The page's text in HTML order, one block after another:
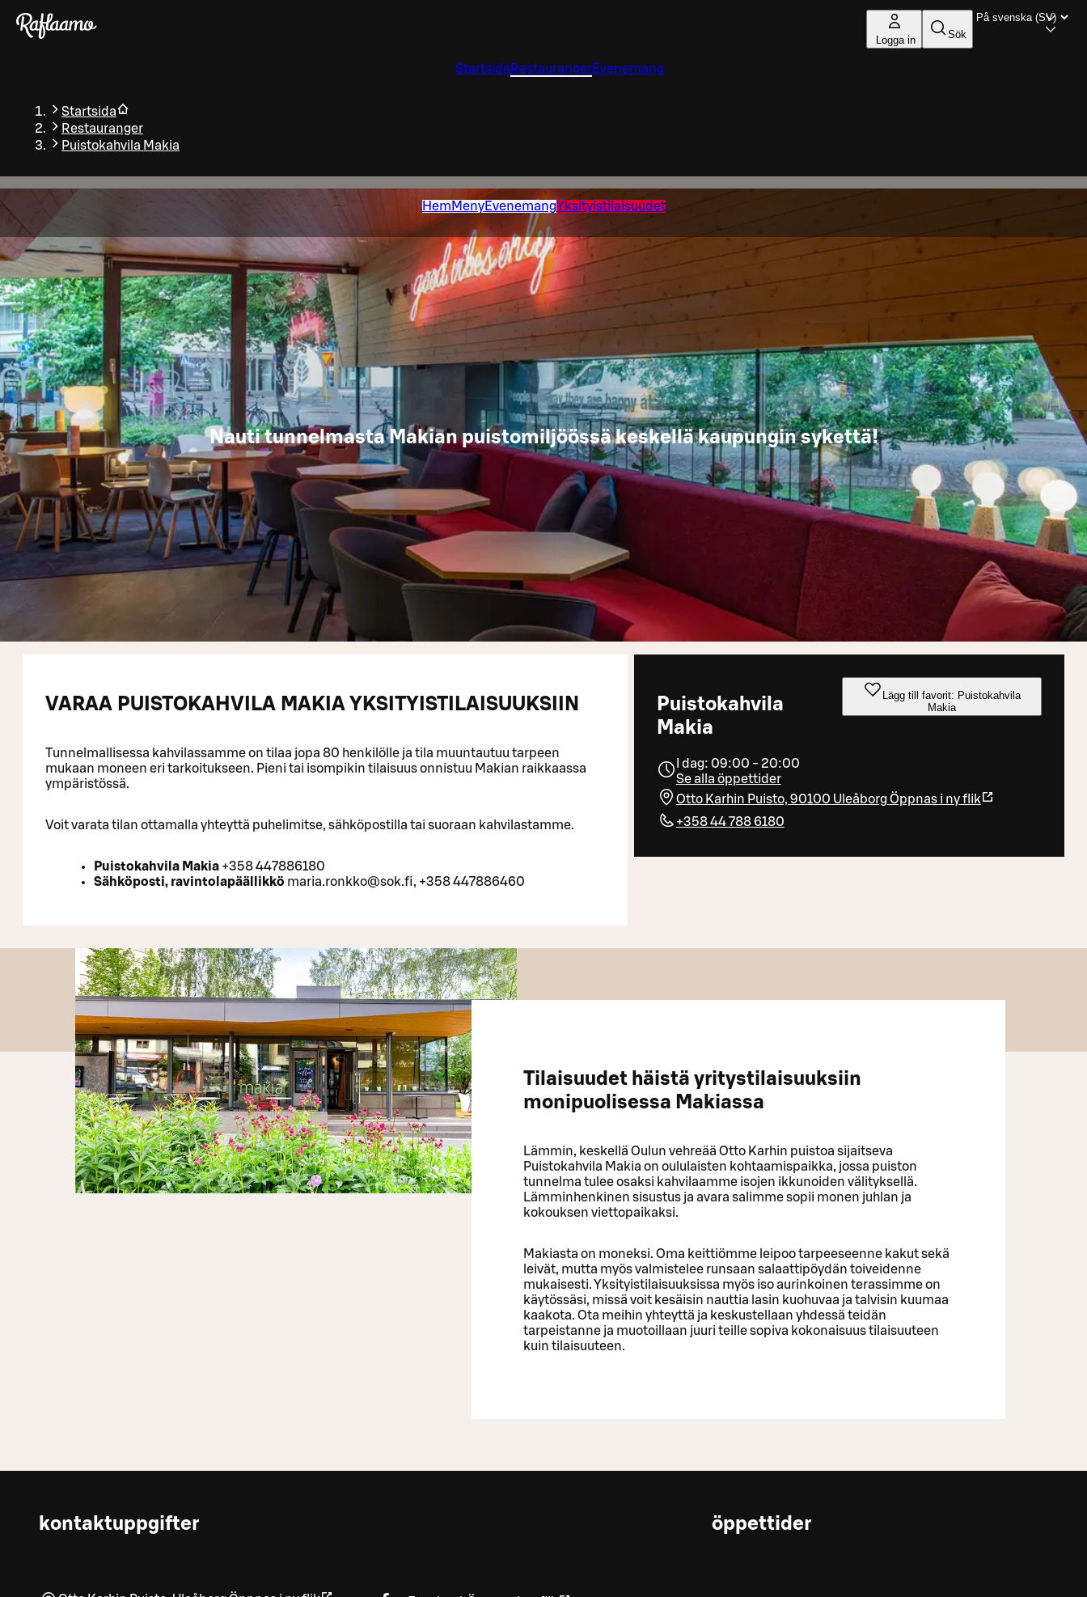
Gå till huvudinnehållet
Logga in Sök
Startsida RestaurangerEvenemang
Startsida
Restauranger
Puistokahvila Makia
Hem MenyEvenemangYksityistilaisuudet
Nauti tunnelmasta Makian puistomiljöössä keskellä kaupungin sykettä!
Puistokahvila
Makia
Lägg till favorit: Puistokahvila
Makia
I dag: 09:00 - 20:00
Se alla öppettider
Otto Karhin Puisto, 90100 Uleåborg Öppnas i ny flik
+358 44 788 6180
VARAA PUISTOKAHVILA MAKIA YKSITYISTILAISUUKSIIN
Tunnelmallisessa kahvilassamme on tilaa jopa 80 henkilölle ja tila muuntautuu tarpeen
mukaan moneen eri tarkoitukseen. Pieni tai isompikin tilaisuus onnistuu Makian raikkaassa
ympäristössä.
Voit varata tilan ottamalla yhteyttä puhelimitse, sähköpostilla tai suoraan kahvilastamme.
Puistokahvila Makia +358 447886180
Sähköposti, ravintolapäällikkö maria.ronkko@sok.fi, +358 447886460
Tilaisuudet häistä yritystilaisuuksiin
monipuolisessa Makiassa
Lämmin, keskellä Oulun vehreää Otto Karhin puistoa sijaitseva
Puistokahvila Makia on oululaisten kohtaamispaikka, jossa puiston
tunnelma tulee osaksi kahvilaamme isojen ikkunoiden välityksellä.
Lämminhenkinen sisustus ja avara salimme sopii monen juhlan ja
kokouksen viettopaikaksi.
Makiasta on moneksi. Oma keittiömme leipoo tarpeeseenne kakut sekä
leivät, mutta myös valmistelee runsaan salaattipöydän toiveidenne
mukaisesti. Yksityistilaisuuksissa myös iso aurinkoinen terassimme on
käytössäsi, missä voit kesäisin nauttia lasin kuohuvaa ja talvisin kuumaa
kaakota. Ota meihin yhteyttä ja keskustellaan yhdessä teidän
tarpeistanne ja muotoillaan juuri teille sopiva kokonaisuus tilaisuuteen
kuin tilaisuuteen.
kontaktuppgifter öppettider